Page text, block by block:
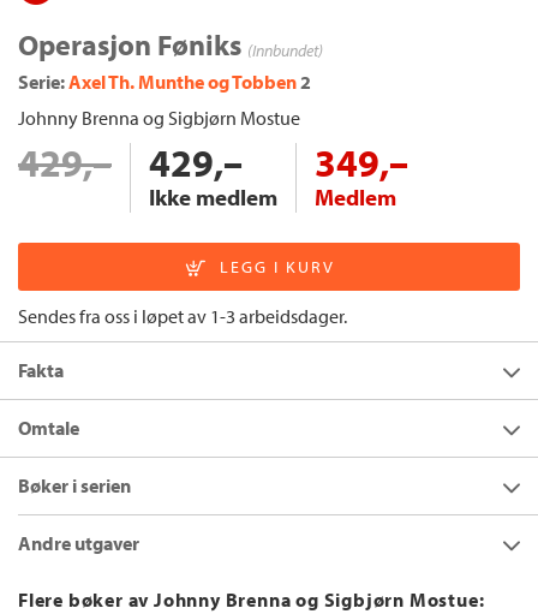
Operasjon Føniks (Innbundet)
Serie:Axel Th. Munthe og Tobben2
Johnny Brenna og Sigbjørn Mostue
429,– 429,–
Ikke medlem
349,–
Medlem
Sendes fra oss i løpet av 1-3 arbeidsdager.
Fakta
Forfatter:
Innbinding: Innbundet
Utgivelsesår:
Forlag:
Språk:
Bokmål
Omtale
Oslopolitiets avdeling for Spesielle operasjoner, lider under
uvirksomme dager etter 22. juli. Politiet virker
handlingslammet, og spanerne følger halvhjertet etter nok et
vært lenge ute før han blir kontaktet av gamle venner. Det
Bøker i serien
Andre utgaver
Operasjon Føniks
Flere bøker av Johnny Brenna og Sigbjørn Mostue: